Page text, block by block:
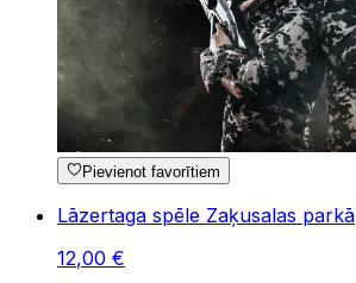
Pievienot favorītiem
Lāzertaga spēle Zaķusalas parkā
12,00 €